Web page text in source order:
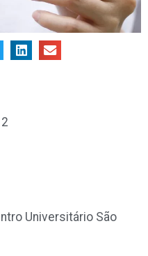
2
Universitário São